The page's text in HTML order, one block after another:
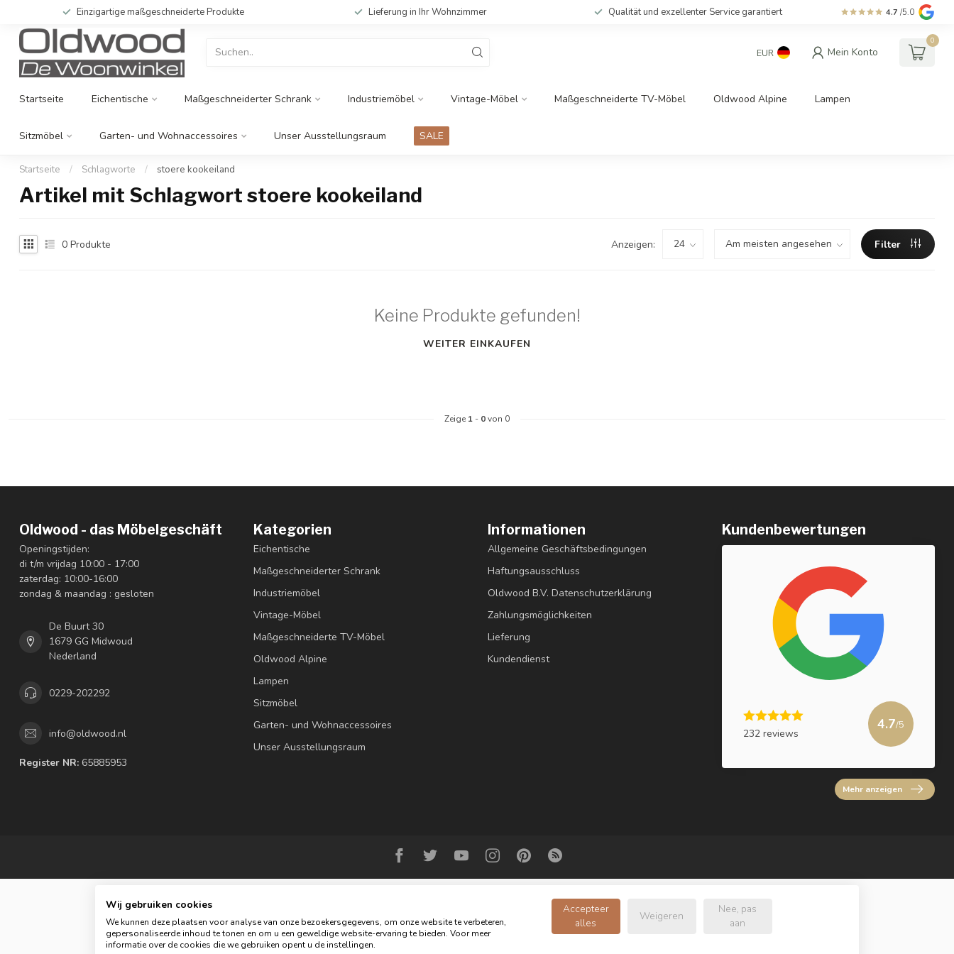
Einzigartige maßgeschneiderte Produkte Lieferung in Ihr Wohnzimmer Qualität und exzellenter Service garantiert 4.7 /5.0
EUR Mein Konto
0
Startseite Eichentische Maßgeschneiderter Schrank Industriemöbel Vintage-Möbel Maßgeschneiderte TV-Möbel Oldwood Alpine Lampen
Sitzmöbel Garten- und Wohnaccessoires Unser Ausstellungsraum SALE
Startseite / Schlagworte / stoere kookeiland
Artikel mit Schlagwort stoere kookeiland
0 Produkte Anzeigen: Filter
Keine Produkte gefunden!
WEITER EINKAUFEN
Zeige 1 - 0von 0
Oldwood - das Möbelgeschäft
Openingstijden:
di t/m vrijdag 10:00 - 17:00
zaterdag: 10:00-16:00
zondag & maandag : gesloten
De Buurt 30
1679 GG Midwoud
Nederland
0229-202292
info@oldwood.nl
Register NR: 65885953
Kategorien
Eichentische
Maßgeschneiderter Schrank
Industriemöbel
Vintage-Möbel
Maßgeschneiderte TV-Möbel
Oldwood Alpine
Lampen
Sitzmöbel
Garten- und Wohnaccessoires
Unser Ausstellungsraum
Informationen
Allgemeine Geschäftsbedingungen
Haftungsausschluss
Oldwood B.V. Datenschutzerklärung
Zahlungsmöglichkeiten
Lieferung
Kundendienst
Kundenbewertungen
232 reviews
4.7/5
Mehr anzeigen
© Copyright 2026 Oldwood - das Möbelgeschäft - Powered by
Wij gebruiken cookies
We kunnen deze plaatsen voor analyse van onze bezoekersgegevens, om onze website te verbeteren,
gepersonaliseerde inhoud te tonen en om u een geweldige website-ervaring te bieden. Voor meer
informatie over de cookies die we gebruiken opent u de instellingen.
Accepteer
alles
Weigeren
Nee, pas
aan